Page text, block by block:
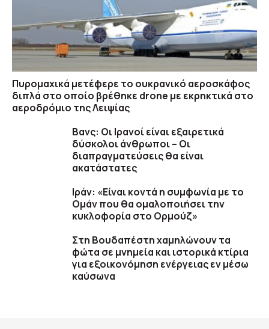
Πυρομαχικά μετέφερε το ουκρανικό αεροσκάφος
διπλά στο οποίο βρέθηκε drone με εκρηκτικά στο
αεροδρόμιο της Λειψίας
Βανς: Οι Ιρανοί είναι εξαιρετικά
δύσκολοι άνθρωποι – Οι
διαπραγματεύσεις θα είναι
ακατάστατες
Ιράν: «Είναι κοντά η συμφωνία με το
Ομάν που θα ομαλοποιήσει την
κυκλοφορία στο Ορμούζ»
Στη Βουδαπέστη χαμηλώνουν τα
φώτα σε μνημεία και ιστορικά κτίρια
για εξοικονόμηση ενέργειας εν μέσω
καύσωνα